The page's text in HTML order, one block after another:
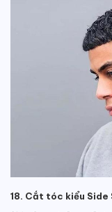
18. Cắt tóc kiểu